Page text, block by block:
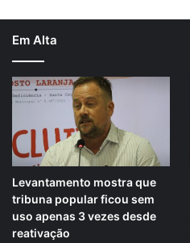
Em Alta
Levantamento mostra que
tribuna popular ficou sem
uso apenas 3 vezes desde
reativação